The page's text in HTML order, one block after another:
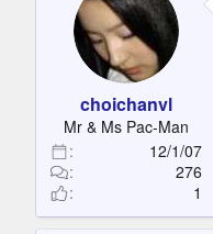
choichanvl
Mr & Ms Pac-Man
12/1/07
276
1